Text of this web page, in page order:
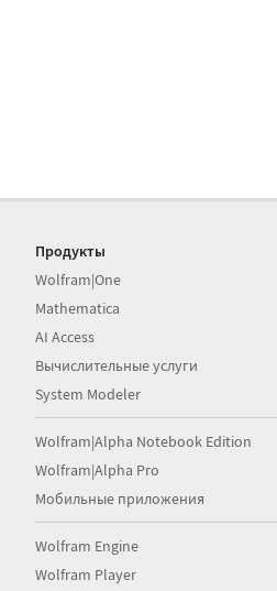
Продукты
Wolfram|One
Mathematica
AI Access
Вычислительные услуги
System Modeler
Wolfram|Alpha Notebook Edition
Wolfram|Alpha Pro
Мобильные приложения
Wolfram Engine
Wolfram Player